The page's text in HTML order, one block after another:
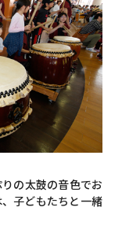
の太鼓の音色でお
子どもたちと一緒